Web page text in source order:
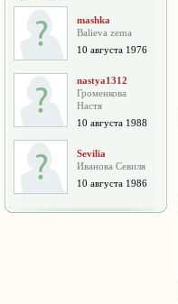
mashka
Balieva zema
10 августа 1976
nastya1312
Громенкова
Настя
10 августа 1988
Sevilia
Иванова Севиля
10 августа 1986